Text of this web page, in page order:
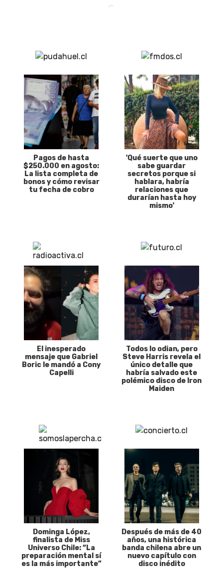
Pagos de hasta
$250.000 en agosto:
La lista completa de
bonos y cómo revisar
tu fecha de cobro
'Qué suerte que uno
sabe guardar
secretos porque si
hablara, habría
relaciones que
durarían hasta hoy
mismo'
El inesperado
mensaje que Gabriel
Boric le mandó a Cony
Capelli
Todos lo odian, pero
Steve Harris revela el
único detalle que
habría salvado este
polémico disco de Iron
Maiden
Dominga López,
finalista de Miss
Universo Chile: “La
preparación mental sí
es la más importante”
Después de más de 40
años, una histórica
banda chilena abre un
nuevo capítulo con
disco inédito